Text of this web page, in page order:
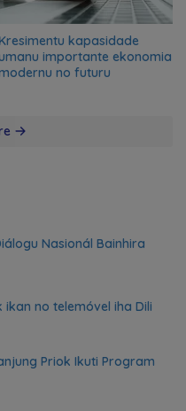
kapasidade
importante ekonomia
no futuru
Nasionál Bainhira
ikan no telemóvel iha Dili
Priok Ikuti Program